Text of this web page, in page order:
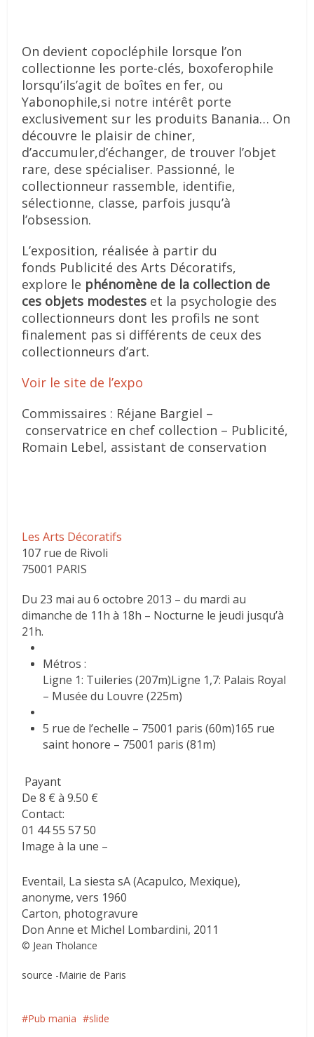
On devient copocléphile lorsque l’on
collectionne les porte-clés, boxoferophile
lorsqu’ils’agit de boîtes en fer, ou
Yabonophile,si notre intérêt porte
exclusivement sur les produits Banania… On
découvre le plaisir de chiner,
d’accumuler,d’échanger, de trouver l’objet
rare, dese spécialiser. Passionné, le
collectionneur rassemble, identifie,
sélectionne, classe, parfois jusqu’à
l’obsession.
L’exposition, réalisée à partir du
fonds Publicité des Arts Décoratifs,
explore le phénomène de la collection de
ces objets modestes et la psychologie des
collectionneurs dont les profils ne sont
finalement pas si différents de ceux des
collectionneurs d’art.
Voir le site de l’expo
Commissaires : Réjane Bargiel –
conservatrice en chef collection – Publicité,
Romain Lebel, assistant de conservation
Les Arts Décoratifs
107 rue de Rivoli
75001 PARIS
Du 23 mai au 6 octobre 2013 – du mardi au
dimanche de 11h à 18h – Nocturne le jeudi jusqu’à
21h.
Métros :
Ligne 1: Tuileries (207m)Ligne 1,7: Palais Royal
– Musée du Louvre (225m)
5 rue de l’echelle – 75001 paris (60m)165 rue
saint honore – 75001 paris (81m)
Payant
De 8 € à 9.50 €
Contact:
01 44 55 57 50
Image à la une –
Eventail, La siesta sA (Acapulco, Mexique),
anonyme, vers 1960
Carton, photogravure
Don Anne et Michel Lombardini, 2011
© Jean Tholance
source -Mairie de Paris
Pub mania slide